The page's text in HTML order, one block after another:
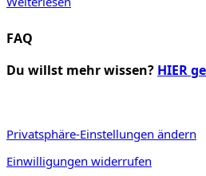
FAQ
Du willst mehr wissen? HIER
Privatsphäre-Einstellungen ändern
Einwilligungen widerrufen